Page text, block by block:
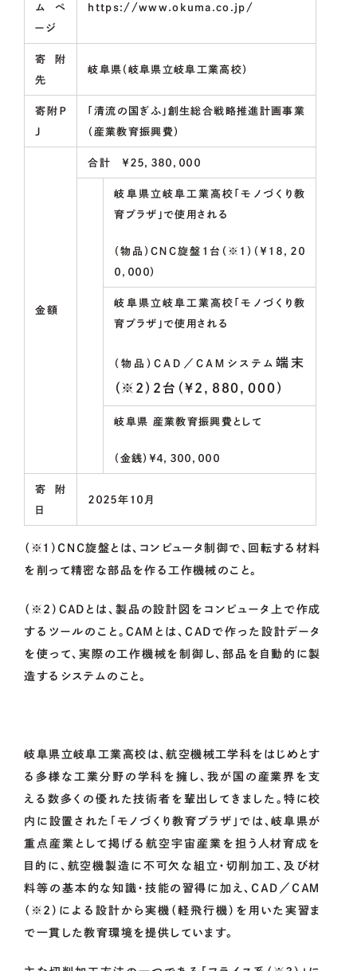
ムペ
ージ
https://www.okuma.co.jp/
寄附
先
岐阜県（岐阜県立岐阜工業高校）
寄附Ｐ
Ｊ
「清流の国ぎふ」創生総合戦略推進計画事業
（産業教育振興費）
金額
合計 ￥２５，３８０，０００
岐阜県立岐阜工業高校「モノづくり教
育プラザ」で使用される
（物品）ＣＮＣ旋盤１台（※1）（￥１８，２０
０，０００）
岐阜県立岐阜工業高校「モノづくり教
育プラザ」で使用される
（物品）ＣＡＤ／ＣＡＭシステム 端末
（※2）２台（￥２，８８０，０００）
岐阜県 産業教育振興費として
（金銭）￥４，３００，０００
寄附
日
２０２５年１０月
（※1）ＣＮＣ旋盤とは、コンピュータ制御で、回転する材料
を削って精密な部品を作る工作機械のこと。
（※2）CADとは、製品の設計図をコンピュータ上で作成
するツールのこと。CAMとは、CADで作った設計データ
を使って、実際の工作機械を制御し、部品を自動的に製
造するシステムのこと。
岐阜県立岐阜工業高校は、航空機械工学科をはじめとす
る多様な工業分野の学科を擁し、我が国の産業界を支
える数多くの優れた技術者を輩出してきました。特に校
内に設置された「モノづくり教育プラザ」では、岐阜県が
重点産業として掲げる航空宇宙産業を担う人材育成を
目的に、航空機製造に不可欠な組立・切削加工、及び材
料等の基本的な知識・技能の習得に加え、ＣＡＤ／ＣＡＭ
（※2）による設計から実機（軽飛行機）を用いた実習ま
で一貫した教育環境を提供しています。